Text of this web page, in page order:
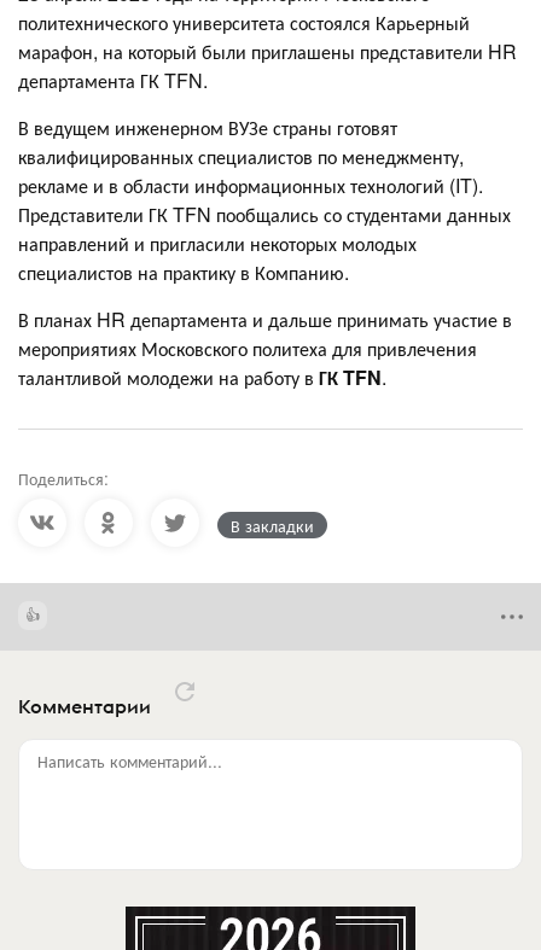
политехнического университета состоялся Карьерный
марафон, на который были приглашены представители HR
департамента ГК TFN.
В ведущем инженерном ВУЗе страны готовят
квалифицированных специалистов по менеджменту,
рекламе и в области информационных технологий (IT).
Представители ГК TFN пообщались со студентами данных
направлений и пригласили некоторых молодых
специалистов на практику в Компанию.
В планах HR департамента и дальше принимать участие в
мероприятиях Московского политеха для привлечения
талантливой молодежи на работу в ГК TFN.
Поделиться:
В закладки
Комментарии
Написать комментарий...